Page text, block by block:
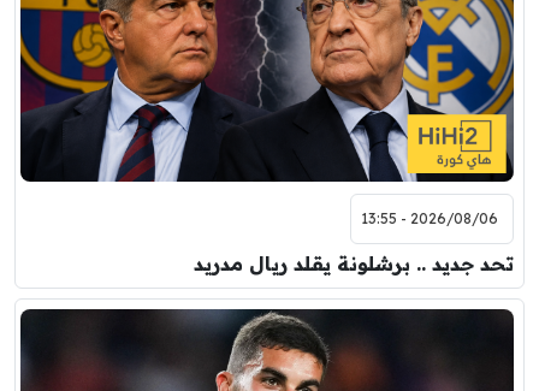
2026/08/06 - 13:55
تحد جديد .. برشلونة يقلد ريال مدريد